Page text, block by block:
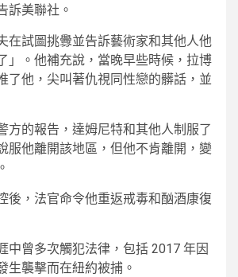
訴美聯社。
在試圖挑釁並告訴藝術家和其他人他
」。他補充說，當晚早些時候，拉博
了他，尖叫著仇視同性戀的髒話，並
方的報告，達姆尼特和其他人制服了
服他離開該地區，但他不肯離開，變
後，法官命令他重返戒毒和酗酒康復
中曾多次觸犯法律，包括 2017 年因
生襲擊而在紐約被捕。